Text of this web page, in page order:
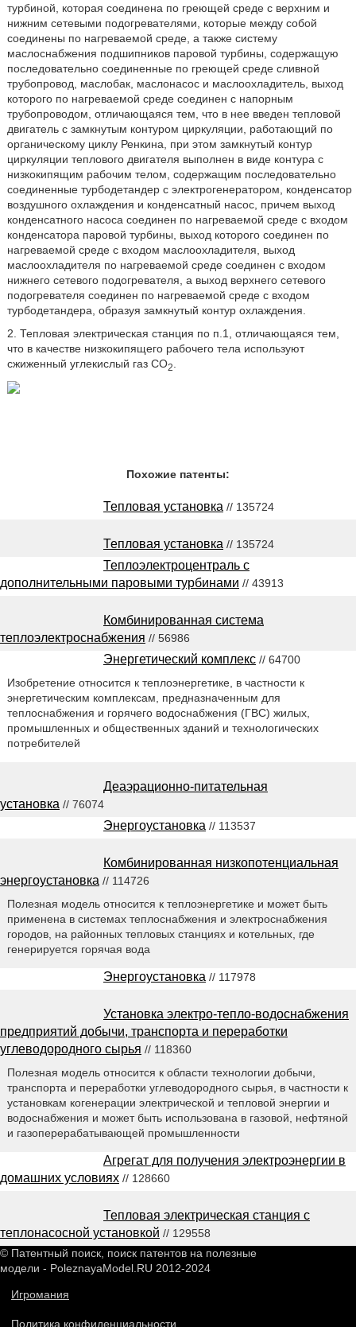
турбиной, которая соединена по греющей среде с верхним и
нижним сетевыми подогревателями, которые между собой
соединены по нагреваемой среде, а также систему
маслоснабжения подшипников паровой турбины, содержащую
последовательно соединенные по греющей среде сливной
трубопровод, маслобак, маслонасос и маслоохладитель, выход
которого по нагреваемой среде соединен с напорным
трубопроводом, отличающаяся тем, что в нее введен тепловой
двигатель с замкнутым контуром циркуляции, работающий по
органическому циклу Ренкина, при этом замкнутый контур
циркуляции теплового двигателя выполнен в виде контура с
низкокипящим рабочим телом, содержащим последовательно
соединенные турбодетандер с электрогенератором, конденсатор
воздушного охлаждения и конденсатный насос, причем выход
конденсатного насоса соединен по нагреваемой среде с входом
конденсатора паровой турбины, выход которого соединен по
нагреваемой среде с входом маслоохладителя, выход
маслоохладителя по нагреваемой среде соединен с входом
нижнего сетевого подогревателя, а выход верхнего сетевого
подогревателя соединен по нагреваемой среде с входом
турбодетандера, образуя замкнутый контур охлаждения.
2. Тепловая электрическая станция по п.1, отличающаяся тем,
что в качестве низкокипящего рабочего тела используют
сжиженный углекислый газ CO2
Похожие патенты:
Тепловая установка // 135724
Тепловая установка // 135724
Теплоэлектроцентраль с
дополнительными паровыми турбинами // 43913
Комбинированная система
теплоэлектроснабжения // 56986
Энергетический комплекс // 64700
Изобретение относится к теплоэнергетике, в частности к
энергетическим комплексам, предназначенным для
теплоснабжения и горячего водоснабжения (ГВС) жилых,
промышленных и общественных зданий и технологических
потребителей
Деаэрационно-питательная
установка // 76074
Энергоустановка // 113537
Комбинированная низкопотенциальная
энергоустановка // 114726
Полезная модель относится к теплоэнергетике и может быть
применена в системах теплоснабжения и электроснабжения
городов, на районных тепловых станциях и котельных, где
генерируется горячая вода
Энергоустановка // 117978
Установка электро-тепло-водоснабжения
предприятий добычи, транспорта и переработки
углеводородного сырья // 118360
Полезная модель относится к области технологии добычи,
транспорта и переработки углеводородного сырья, в частности к
установкам когенерации электрической и тепловой энергии и
водоснабжения и может быть использована в газовой, нефтяной
и газоперерабатывающей промышленности
Агрегат для получения электроэнергии в
домашних условиях // 128660
Тепловая электрическая станция с
теплонасосной установкой // 129558
© Патентный поиск, поиск патентов на полезные
модели - PoleznayaModel.RU 2012-2024
Игромания
Политика конфиденциальности